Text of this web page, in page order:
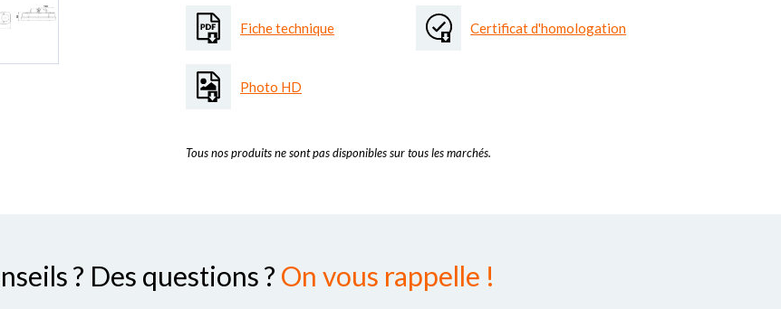
Fiche technique
Photo HD
Certificat d'homologation
Tous nos produits ne sont pas disponibles sur tous les marchés.
? Des questions ? On vous rappelle !